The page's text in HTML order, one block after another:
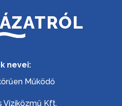
nevei:
Működő
Víziközmű Kft.